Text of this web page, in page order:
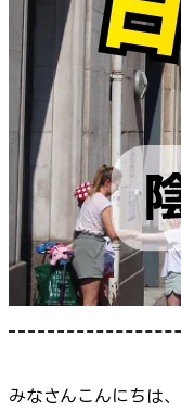
みなさんこんにちは、